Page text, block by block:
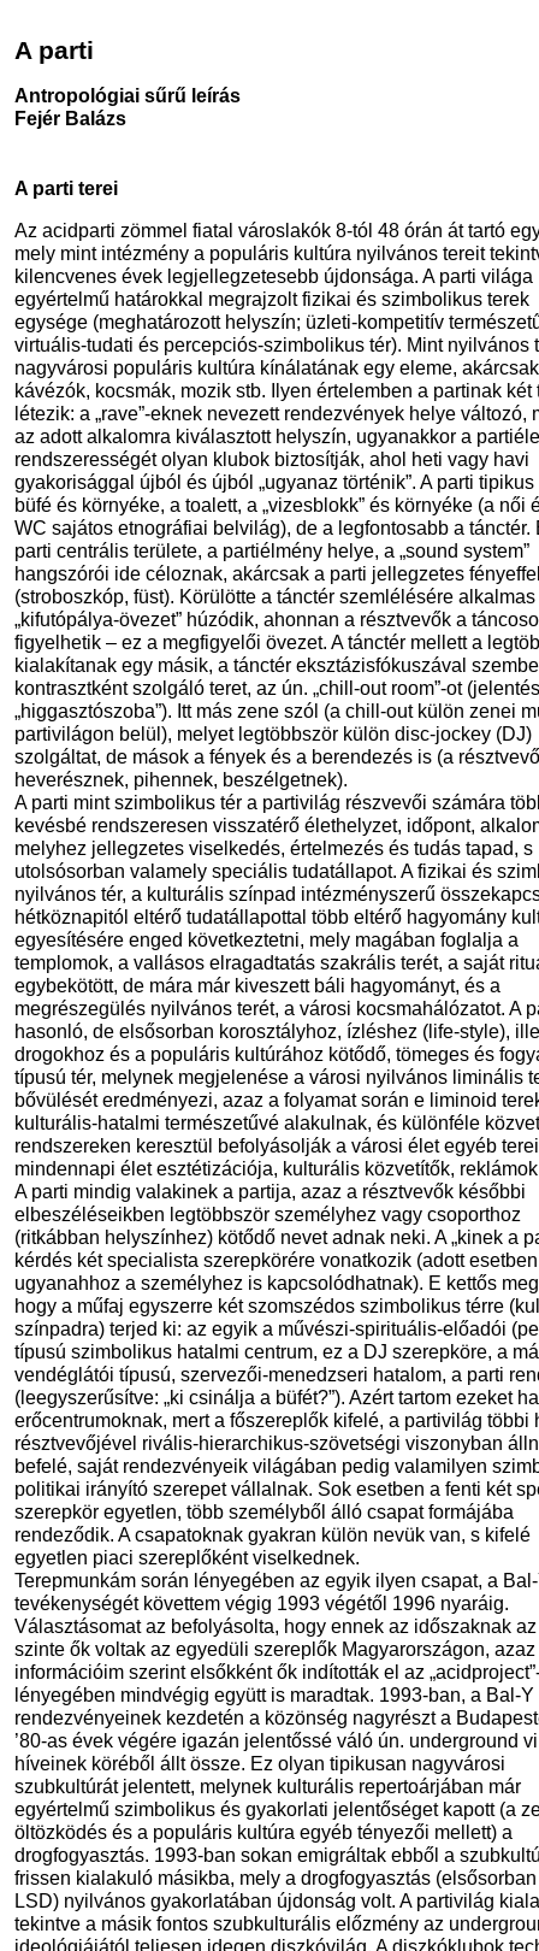
A parti
Antropológiai sűrű leírás
Fejér Balázs
A parti terei
Az acidparti zömmel fiatal városlakók 8-tól 48 órán át tartó
mely mint intézmény a populáris kultúra nyilvános tereit
kilencvenes évek legjellegzetesebb újdonsága. A parti világa
egyértelmű határokkal megrajzolt fizikai és szimbolikus terek
egysége (meghatározott helyszín; üzleti-kompetitív
virtuális-tudati és percepciós-szimbolikus tér). Mint nyilvános
nagyvárosi populáris kultúra kínálatának egy eleme,
kávézók, kocsmák, mozik stb. Ilyen értelemben a partinak két
létezik: a „rave”-eknek nevezett rendezvények helye változó,
az adott alkalomra kiválasztott helyszín, ugyanakkor a
rendszerességét olyan klubok biztosítják, ahol heti vagy havi
gyakorisággal újból és újból „ugyanaz történik”. A parti tipikus
büfé és környéke, a toalett, a „vizesblokk” és környéke (a női
WC sajátos etnográfiai belvilág), de a legfontosabb a tánctér.
parti centrális területe, a partiélmény helye, a „sound system”
hangszórói ide céloznak, akárcsak a parti jellegzetes
(stroboszkóp, füst). Körülötte a tánctér szemlélésére alkalmas
„kifutópálya-övezet” húzódik, ahonnan a résztvevők a
figyelhetik – ez a megfigyelői övezet. A tánctér mellett a
kialakítanak egy másik, a tánctér eksztázisfókuszával
kontrasztként szolgáló teret, az ún. „chill-out room”-ot
„higgasztószoba”). Itt más zene szól (a chill-out külön zenei
partivilágon belül), melyet legtöbbször külön disc-jockey (DJ)
szolgáltat, de mások a fények és a berendezés is (a
heverésznek, pihennek, beszélgetnek).
A parti mint szimbolikus tér a partivilág részvevői számára
kevésbé rendszeresen visszatérő élethelyzet, időpont,
melyhez jellegzetes viselkedés, értelmezés és tudás tapad, s
utolsósorban valamely speciális tudatállapot. A fizikai és
nyilvános tér, a kulturális színpad intézményszerű
hétköznapitól eltérő tudatállapottal több eltérő hagyomány
egyesítésére enged következtetni, mely magában foglalja a
templomok, a vallásos elragadtatás szakrális terét, a saját
egybekötött, de mára már kiveszett báli hagyományt, és a
megrészegülés nyilvános terét, a városi kocsmahálózatot. A
hasonló, de elsősorban korosztályhoz, ízléshez (life-style),
drogokhoz és a populáris kultúrához kötődő, tömeges és
típusú tér, melynek megjelenése a városi nyilvános liminális
bővülését eredményezi, azaz a folyamat során e liminoid
kulturális-hatalmi természetűvé alakulnak, és különféle
rendszereken keresztül befolyásolják a városi élet egyéb
mindennapi élet esztétizációja, kulturális közvetítők,
A parti mindig valakinek a partija, azaz a résztvevők későbbi
elbeszéléseikben legtöbbször személyhez vagy csoporthoz
(ritkábban helyszínhez) kötődő nevet adnak neki. A „kinek a
kérdés két specialista szerepkörére vonatkozik (adott
ugyanahhoz a személyhez is kapcsolódhatnak). E kettős
hogy a műfaj egyszerre két szomszédos szimbolikus térre
színpadra) terjed ki: az egyik a művészi-spirituális-előadói
típusú szimbolikus hatalmi centrum, ez a DJ szerepköre, a
vendéglátói típusú, szervezői-menedzseri hatalom, a parti
(leegyszerűsítve: „ki csinálja a büfét?”). Azért tartom ezeket
erőcentrumoknak, mert a főszereplők kifelé, a partivilág többi
résztvevőjével rivális-hierarchikus-szövetségi viszonyban
befelé, saját rendezvényeik világában pedig valamilyen
politikai irányító szerepet vállalnak. Sok esetben a fenti két
szerepkör egyetlen, több személyből álló csapat formájába
rendeződik. A csapatoknak gyakran külön nevük van, s kifelé
egyetlen piaci szereplőként viselkednek.
Terepmunkám során lényegében az egyik ilyen csapat, a
tevékenységét követtem végig 1993 végétől 1996 nyaráig.
Választásomat az befolyásolta, hogy ennek az időszaknak
szinte ők voltak az egyedüli szereplők Magyarországon, azaz
információim szerint elsőkként ők indították el az
lényegében mindvégig együtt is maradtak. 1993-ban, a Bal-Y
rendezvényeinek kezdetén a közönség nagyrészt a
’80-as évek végére igazán jelentőssé váló ún. underground
híveinek köréből állt össze. Ez olyan tipikusan nagyvárosi
szubkultúrát jelentett, melynek kulturális repertoárjában már
egyértelmű szimbolikus és gyakorlati jelentőséget kapott (a
öltözködés és a populáris kultúra egyéb tényezői mellett) a
drogfogyasztás. 1993-ban sokan emigráltak ebből a
frissen kialakuló másikba, mely a drogfogyasztás
LSD) nyilvános gyakorlatában újdonság volt. A partivilág
tekintve a másik fontos szubkulturális előzmény az
ideológiájától teljesen idegen diszkóvilág. A diszkóklubok